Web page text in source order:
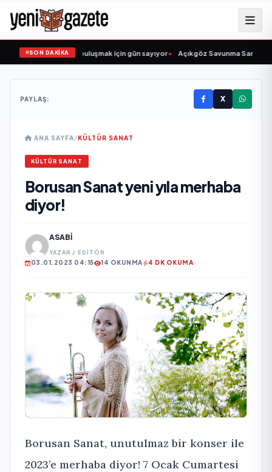
SON DAKİKA
seyircisiyle buluşmak için gün sayıyor• Açıkgöz Savunma Sanayi AŞ
PAYLAŞ: X
ANA SAYFA/KÜLTÜR SANAT
KÜLTÜR SANAT
Borusan Sanat yeni yıla merhaba
diyor!
ASABI
YAZAR / EDITÖR
03.01.2023 04:15 14 OKUNMA 4 DK OKUMA
Borusan Sanat, unutulmaz bir konser ile
2023’e merhaba diyor! 7 Ocak Cumartesi